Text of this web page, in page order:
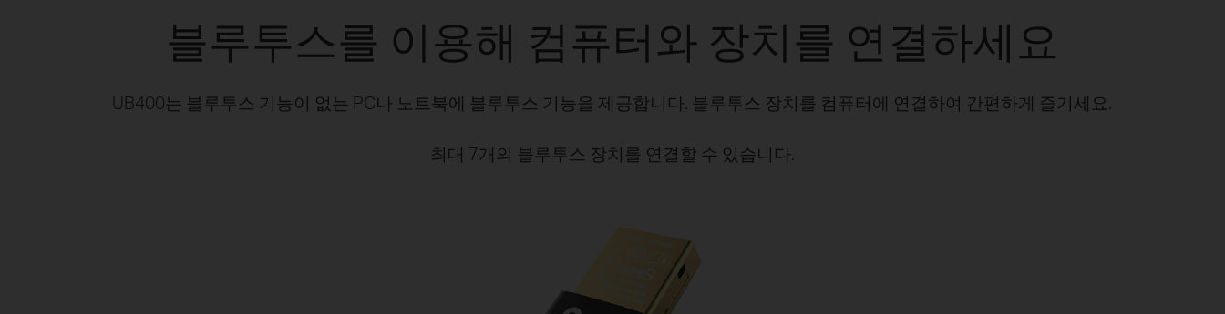
블루투스를 이용해 컴퓨터와 장치를 연결하세요
UB400는 블루투스 기능이 없는 PC나 노트북에 블루투스 기능을 제공합니다. 블루투스 장치를 컴퓨터에 연결하여 간편하게 즐기세요.
최대 7개의 블루투스 장치를 연결할 수 있습니다.